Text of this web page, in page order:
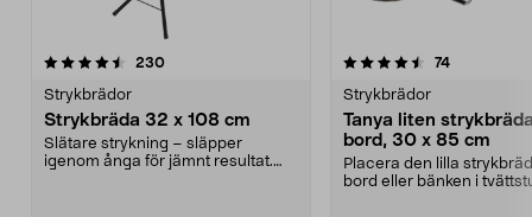
230recensioner
Strykbrädor
Strykbräda 32 x 108 cm
Slätare strykning – släpper
igenom ånga för jämnt resultat.
4.5 av 5 stjärnor 74recensioner
Strykbrädor
Tanya liten
bord, 30 x 85 cm
Placera den lilla
bord eller bänken i
3.5 av 5 stjärnor